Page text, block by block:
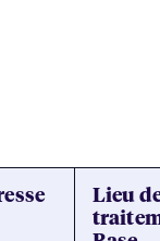
Lieu